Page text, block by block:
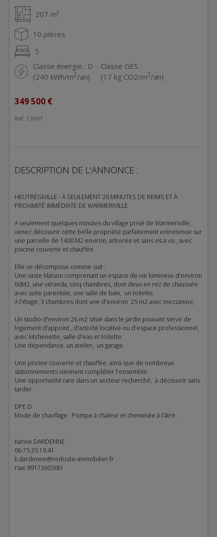
207 m²
10 pièces
5
Classe énergie : D
(240 kWh/m2/an)
Classe GES :
(17 kg CO2/m2/an)
349 500 €
Ref. 13907
DESCRIPTION DE L'ANNONCE :
HEUTRÉGIVILLE - À SEULEMENT 20 MINUTES DE REIMS ET À
PROXIMITÉ IMMÉDIATE DE WARMERIVILLE
A seulement quelques minutes du village prisé de Warmeriville,
venez découvrir cette belle propriété parfaitement entretenue sur
une parcelle de 1400 M2 environ, arborée et sans vis à vis , avec
piscine couverte et chauffée.
Elle se décompose comme suit :
Une vaste Maison comprenant un espace de vie lumineux d'environ
60M2, une véranda, cinq chambres, dont deux en rez de chaussée
avec suite parentale, une salle de bain, un toilette.
A l'étage, 3 chambres dont une d'environ 25 m2 avec mezzanine,
Un studio d'environ 26 m2 situé dans le jardin pouvant servir de
logement d'appoint , d'activité locative ou d'espace professionnel,
avec kitchenette, salle d'eau et toilette.
Une dépendance, un atelier, un garage.
Une piscine couverte et chauffée, ainsi que de nombreux
stationnements viennent compléter l'ensemble.
Une opportunité rare dans un secteur recherché, à découvrir sans
tarder.
DPE D
Mode de chauffage : Pompe à chaleur et cheminée à l'âtre.
Karine DARDENNE
06.75.35.19.41
k.dardenne@redoute-immobilier.fr
rsac 891736050EI